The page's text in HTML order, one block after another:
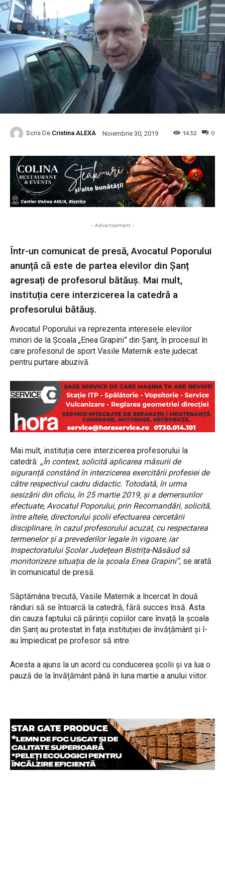
Scris De Cristina ALEXA Noiembrie 30, 2019 0
1432
- Advertisement -
Într-un comunicat de presă, Avocatul Poporului
anunță că este de partea elevilor din Șanț
agresați de profesorul bătăuș. Mai mult,
instituția cere interzicerea la catedră a
profesorului bătăuș.
Avocatul Poporului va reprezenta interesele elevilor
minori de la Școala „Enea Grapini” din Șanț, în procesul în
care profesorul de sport Vasile Maternik este judecat
pentru purtare abuzivă.
Mai mult, instituția cere interzicerea profesorului la
catedră: „În context, solicită aplicarea măsurii de
siguranță constând în interzicerea exercitării profesiei de
către respectivul cadru didactic. Totodată, în urma
sesizării din oficiu, în 25 martie 2019, și a demersurilor
efectuate, Avocatul Poporului, prin Recomandări, solicită,
între altele, directorului școlii efectuarea cercetării
disciplinare, în cazul profesorului acuzat, cu respectarea
termenelor și a prevederilor legale în vigoare, iar
Inspectoratului Școlar Județean Bistrița-Năsăud să
monitorizeze situația de la școala Enea Grapini”, se arată
în comunicatul de presă.
Săptămâna trecută, Vasile Maternik a încercat în două
rânduri să se întoarcă la catedră, fără succes însă. Asta
din cauza faptului că părinții copiilor care învață la școala
din Șanț au protestat în fața instituției de învățământ și l-
au împiedicat pe profesor să intre.
Acesta a ajuns la un acord cu conducerea școlii și va lua o
pauză de la învățământ până în luna martie a anului viitor.